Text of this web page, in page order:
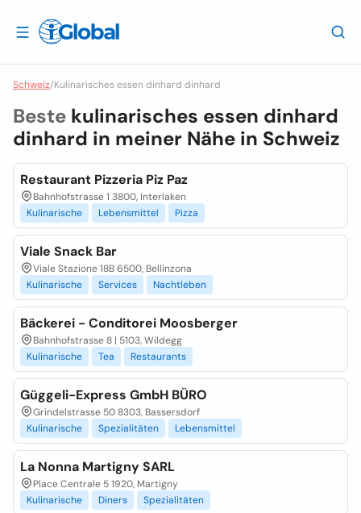
Schweiz/Kulinarisches essen dinhard dinhard
Beste kulinarisches essen dinhard
dinhard in meiner Nähe in Schweiz
Restaurant Pizzeria Piz Paz
Bahnhofstrasse 1 3800, Interlaken
Kulinarische
Lebensmittel Pizza
Viale Snack Bar
Viale Stazione 18B 6500, Bellinzona
Kulinarische
Services Nachtleben
Bäckerei - Conditorei Moosberger
Bahnhofstrasse 8 | 5103, Wildegg
Kulinarische
Tea Restaurants
Güggeli-Express GmbH BÜRO
Grindelstrasse 50 8303, Bassersdorf
Kulinarische
Spezialitäten Lebensmittel
La Nonna Martigny SARL
Place Centrale 5 1920, Martigny
Kulinarische
Diners Spezialitäten